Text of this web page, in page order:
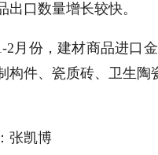
出口数量增长较快。
2月份，建材商品进口
构件、瓷质砖、卫生陶
张凯博